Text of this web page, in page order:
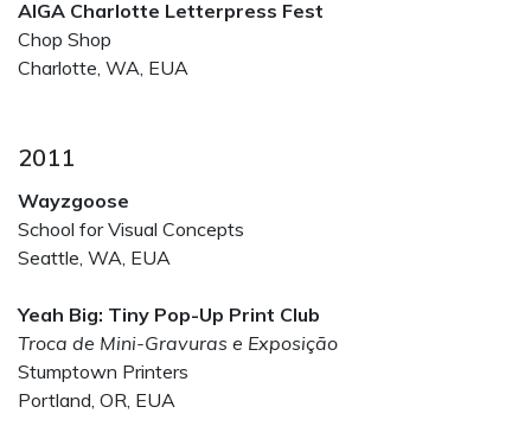
AIGA Charlotte Letterpress Fest
Chop Shop
Charlotte, WA, EUA
2011
Wayzgoose
School for Visual Concepts
Seattle, WA, EUA
Yeah Big: Tiny Pop-Up Print Club
Troca de Mini-Gravuras e Exposição
Stumptown Printers
Portland, OR, EUA